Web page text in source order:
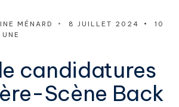
MÉNARD • 8 JUILLET 2024 •
10
candidatures
Scène Back